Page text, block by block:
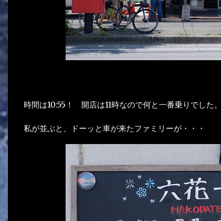
時間は10:55！ 開店は11時なので何と一番乗りでした
私が並ぶと、ドーッと車が来たファミリーが・・・